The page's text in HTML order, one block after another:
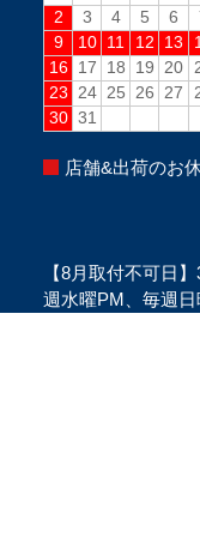
店舗&出荷のお
【8月取付不可日
週水曜PM、毎週